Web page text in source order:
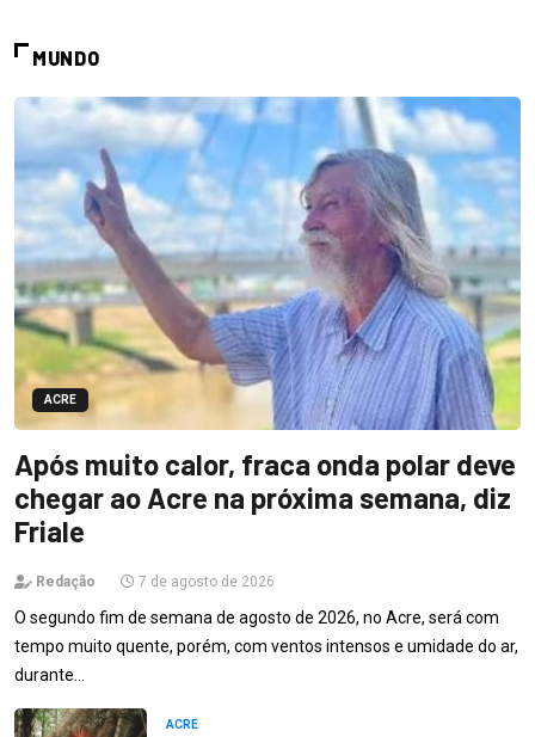
MUNDO
ACRE
Após muito calor, fraca onda polar deve
chegar ao Acre na próxima semana, diz
Friale
Redação 7 de agosto de 2026
O segundo fim de semana de agosto de 2026, no Acre, será com
tempo muito quente, porém, com ventos intensos e umidade do ar,
durante…
ACRE